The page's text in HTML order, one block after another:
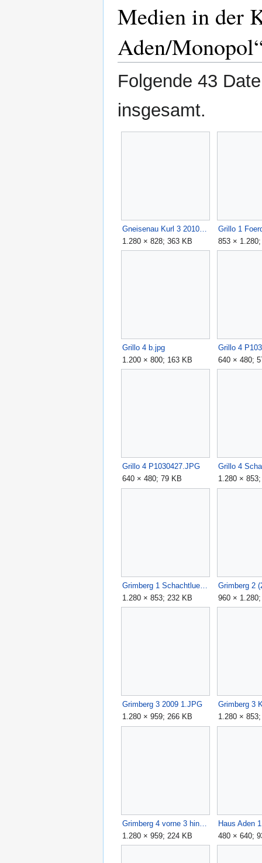
Medien in der
Aden/
Folgende 43
insgesamt.
1.280 × 828; 363 KB
853 ×
Grillo 4 b.jpg
1.200 × 800; 163 KB
Grillo 4
640 × 480;
Grillo 4 P1030427.JPG
640 × 480; 79 KB
1.280 ×
1.280 × 853; 232 KB
Grimberg 2
960 ×
Grimberg 3 2009 1.JPG
1.280 × 959; 266 KB
1.280 ×
1.280 × 959; 224 KB
Haus Aden
480 × 640;